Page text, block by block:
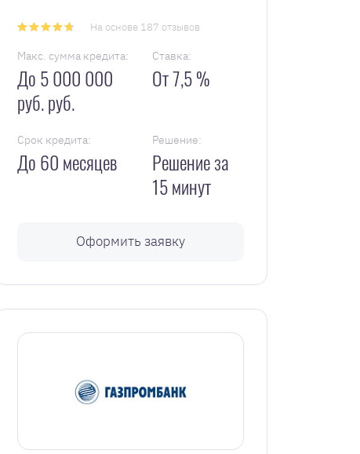
На основе 187 отзывов
Макс. сумма кредита:
До 5 000 000
руб. руб.
Ставка:
От 7,5 %
Срок кредита:
До 60 месяцев
Решение:
Решение за
15 минут
Оформить заявку